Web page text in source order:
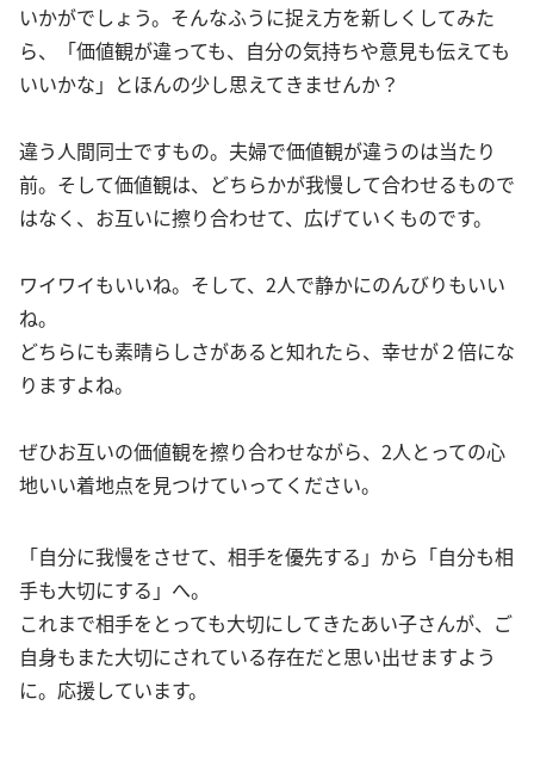
いかがでしょう。そんなふうに捉え方を新しくしてみた
ら、「価値観が違っても、自分の気持ちや意見も伝えても
いいかな」とほんの少し思えてきませんか？
違う人間同士ですもの。夫婦で価値観が違うのは当たり
前。そして価値観は、どちらかが我慢して合わせるもので
はなく、お互いに擦り合わせて、広げていくものです。
ワイワイもいいね。そして、2人で静かにのんびりもいい
ね。
どちらにも素晴らしさがあると知れたら、幸せが２倍にな
りますよね。
ぜひお互いの価値観を擦り合わせながら、2人とっての心
地いい着地点を見つけていってください。
「自分に我慢をさせて、相手を優先する」から「自分も相
手も大切にする」へ。
これまで相手をとっても大切にしてきたあい子さんが、ご
自身もまた大切にされている存在だと思い出せますよう
に。応援しています。